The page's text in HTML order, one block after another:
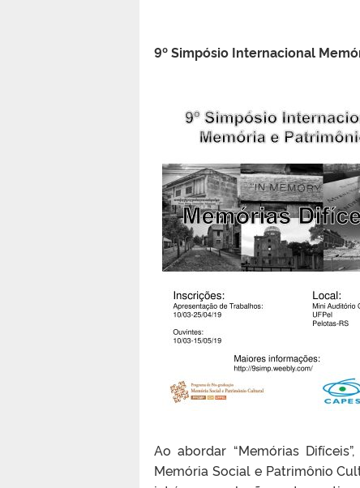
9º Simpósio Internacional
Ao abordar “Memórias
Memória Social e Patrimônio